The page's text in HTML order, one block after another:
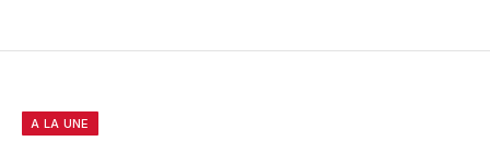
A LA UNE